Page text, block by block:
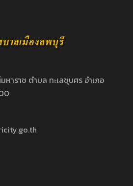
หาราช ตำบล ทะเลชุบศร อำเภอ